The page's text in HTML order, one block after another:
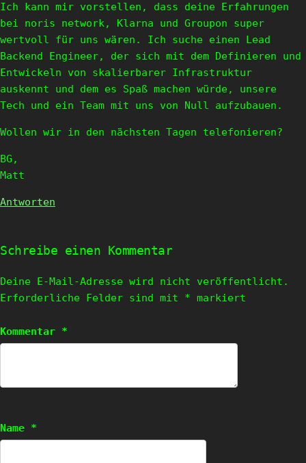
Ich kann mir vorstellen, dass deine Erfahrungen
bei noris network, Klarna und Groupon super
wertvoll für uns wären. Ich suche einen Lead
Backend Engineer, der sich mit dem Definieren und
Entwickeln von skalierbarer Infrastruktur
auskennt und dem es Spaß machen würde, unsere
Tech und ein Team mit uns von Null aufzubauen.
Wollen wir in den nächsten Tagen telefonieren?
BG,
Matt
Antworten
Schreibe einen Kommentar
Deine E-Mail-Adresse wird nicht veröffentlicht.
Erforderliche Felder sind mit * markiert
Kommentar *
Name *